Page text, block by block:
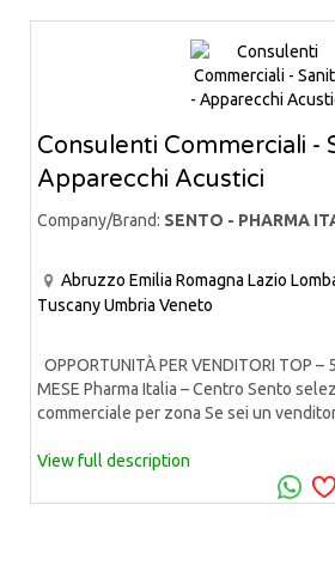
Consulenti Commerciali -
Apparecchi Acustici
Company/Brand: SENTO - PHARMA
Abruzzo Emilia Romagna Lazio
TuscanyUmbria Veneto
OPPORTUNITÀ PER VENDITORI TOP
MESE Pharma Italia – Centro Sento
commerciale per zona Se sei un
View full description